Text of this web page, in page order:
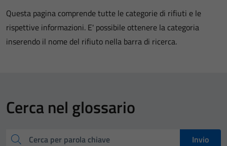
Questa pagina comprende tutte le categorie di rifiuti e le
rispettive informazioni. E' possibile ottenere la categoria
inserendo il nome del rifiuto nella barra di ricerca.
Cerca nel glossario
Cerca
Invio